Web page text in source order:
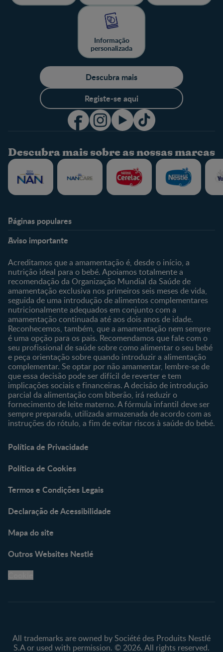
Informação
personalizada
Descubra mais
Registe-se aqui
Descubra mais sobre as nossas marcas
Páginas populares
Sobre Nós
Sobre o Clube
Clube Bebé Nestlé
Entrar/Registe-se
Comprar
Os nossos produtos
As nossas marcas
Aviso importante
Acreditamos que a amamentação é, desde o início, a
nutrição ideal para o bebé. Apoiamos totalmente a
recomendação da Organização Mundial da Saúde de
amamentação exclusiva nos primeiros seis meses de vida,
seguida de uma introdução de alimentos complementares
nutricionalmente adequados em conjunto com a
amamentação continuada até aos dois anos de idade.
Reconhecemos, também, que a amamentação nem sempre
é uma opção para os pais. Recomendamos que fale com o
seu profissional de saúde sobre como alimentar o seu bebé
e peça orientação sobre quando introduzir a alimentação
complementar. Se optar por não amamentar, lembre-se de
que essa decisão pode ser difícil de reverter e tem
implicações sociais e financeiras. A decisão de introdução
parcial da alimentação com biberão, irá reduzir o
fornecimento de leite materno. A fórmula infantil deve ser
sempre preparada, utilizada armazenada de acordo com as
instruções do rótulo, a fim de evitar riscos à saúde do bebé.
Política de Privacidade
Política de Cookies
Termos e Condições Legais
Declaração de Acessibilidade
Mapa do site
Outros Websites Nestlé
All trademarks are owned by Société des Produits Nestlé
S.A or used with permission. © 2026. All rights reserved.